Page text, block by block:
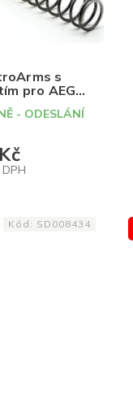
s
pro AEG
- ODESLÁNÍ
DPH
Kód: SD008434